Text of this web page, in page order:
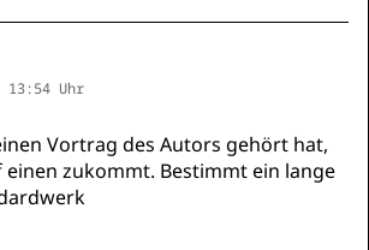
Uhr
Vortrag des Autors gehört hat,
einen zukommt. Bestimmt ein lange